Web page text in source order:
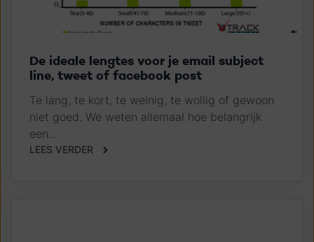
De ideale lengtes voor je email subject
line, tweet of facebook post
Te lang, te kort, te weinig, te wollig of gewoon
niet goed. We weten allemaal hoe belangrijk
een...
LEES VERDER